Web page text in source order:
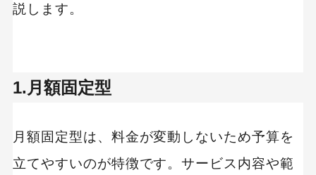
説します。
1.月額固定型
月額固定型は、料金が変動しないため予算を
立てやすいのが特徴です。サービス内容や範